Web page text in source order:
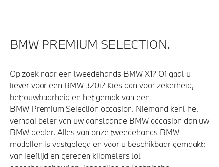
BMW PREMIUM SELECTION.
Op zoek naar een tweedehands BMW X1? Of gaat u
liever voor een BMW 320i? Kies dan voor zekerheid,
betrouwbaarheid en het gemak van een
BMW Premium Selection occasion. Niemand kent het
verhaal beter van uw aanstaande BMW occasion dan uw
BMW dealer. Alles van onze tweedehands BMW
modellen is vastgelegd en voor u beschikbaar gemaakt:
van leeftijd en gereden kilometers tot